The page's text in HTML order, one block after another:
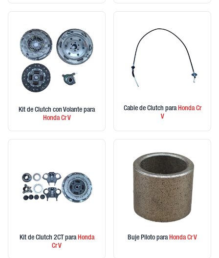
Kit de Clutch con Volante para
HondaCr V
Cable de Clutch paraHondaCr
V
Kit de Clutch 2CT paraHonda
Cr V
Buje Piloto paraHondaCr V